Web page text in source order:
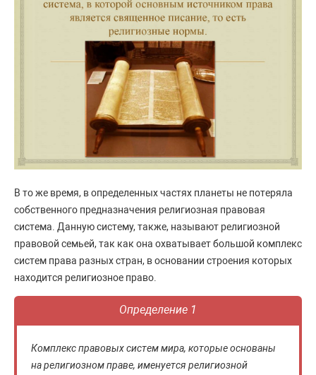
В то же время, в определенных частях планеты не потеряла
собственного предназначения религиозная правовая
система. Данную систему, также, называют религиозной
правовой семьей, так как она охватывает большой комплекс
систем права разных стран, в основании строения которых
находится религиозное право.
Определение 1
Комплекс правовых систем мира, которые основаны
на религиозном праве, именуется религиозной